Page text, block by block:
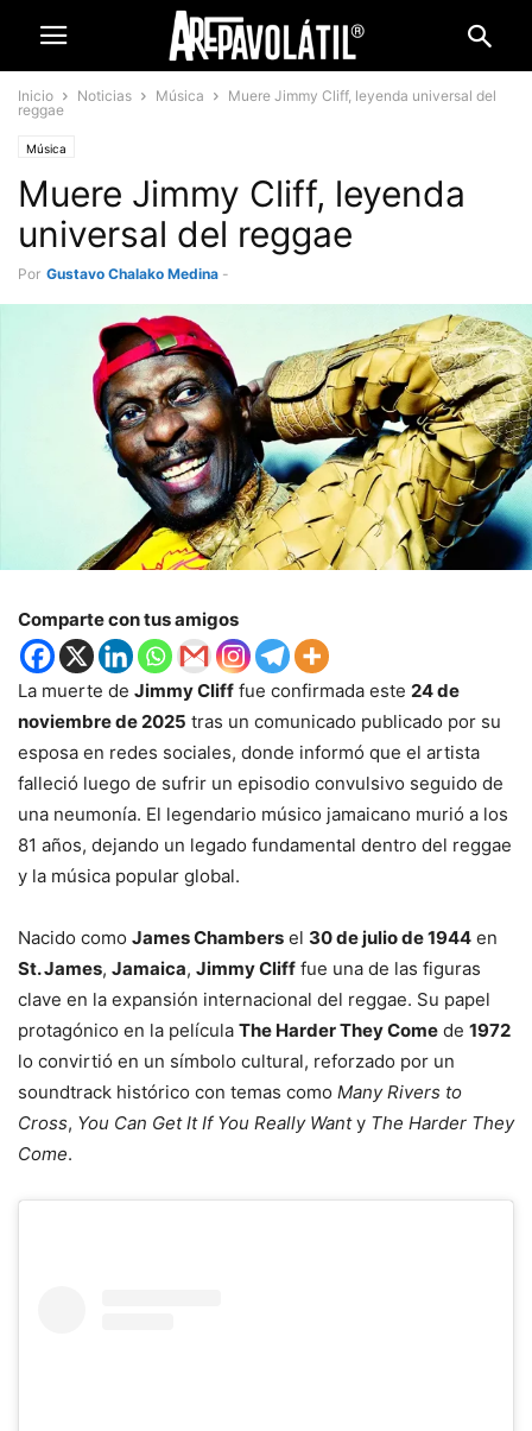
Inicio Noticias Música
Muere Jimmy Cliff, leyenda universal del
reggae
Música
Muere Jimmy Cliff, leyenda
universal del reggae
Por Gustavo Chalako Medina -
Comparte con tus amigos
La muerte de Jimmy Cliff fue confirmada este 24 de
noviembre de 2025 tras un comunicado publicado por su
esposa en redes sociales, donde informó que el artista
falleció luego de sufrir un episodio convulsivo seguido de
una neumonía. El legendario músico jamaicano murió a los
81 años, dejando un legado fundamental dentro del reggae
y la música popular global.
Nacido como James Chambers el 30 de julio de 1944 en
St. James, Jamaica, Jimmy Cliff fue una de las figuras
clave en la expansión internacional del reggae. Su papel
protagónico en la película The Harder They Come de 1972
lo convirtió en un símbolo cultural, reforzado por un
soundtrack histórico con temas como Many Rivers to
Cross, You Can Get It If You Really Wanty The Harder They
Come.